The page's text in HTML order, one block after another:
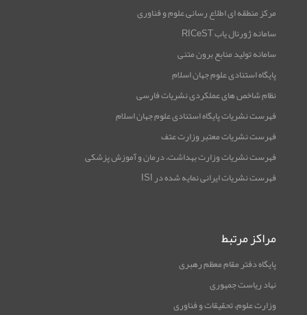
مرکز منطقه ای اطلاع رسانی علوم و فناوری
سامانه ژورنال یاب RICeST
سامانه تولید منابع برون متنی
پایگاه استنادی علوم جهان اسلام
نظام شاخص های عملکردی نشریات فارسی
فهرست نشریات پایگاه استنادی علوم جهان اسلام
فهرست نشریات معتبر وزارت عتف
فهرست نشریات وزارت بهداشت، درمان و آموزش پزشکی
فهرست نشریات ایرانی نمایه شده در ISI
مراکز مرتبط
پایگاه دفتر مقام معظم رهبری
نهاد ریاست جمهوری
وزارت علوم، تحقیقات و فناوری